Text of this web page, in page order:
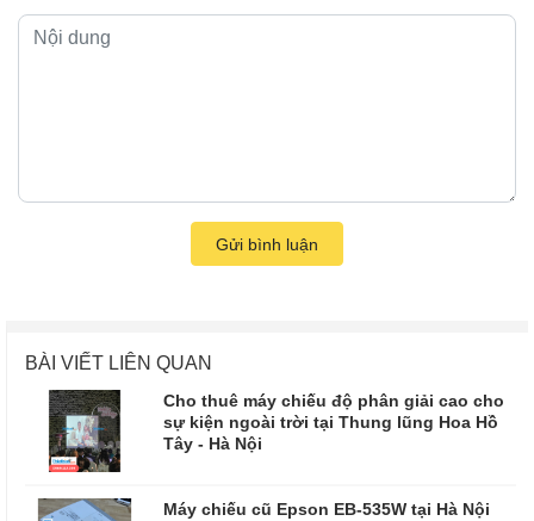
Gửi bình luận
BÀI VIẾT LIÊN QUAN
Cho thuê máy chiếu độ phân giải cao cho
sự kiện ngoài trời tại Thung lũng Hoa Hồ
Tây - Hà Nội
Máy chiếu cũ Epson EB-535W tại Hà Nội